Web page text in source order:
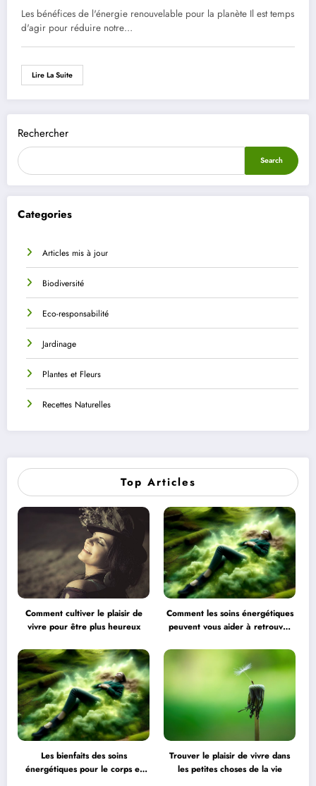
Rechercher
Search
Categories
Articles mis à jour
Biodiversité
Eco-responsabilité
Jardinage
Plantes et Fleurs
Recettes Naturelles
Les bénéfices de l'énergie renouvelable pour la planète Il est temps
d'agir pour réduire notre…
Lire La Suite
Top Articles
Comment cultiver le plaisir de
vivre pour être plus heureux
Comment les soins énergétiques
peuvent vous aider à retrouver
Les bienfaits des soins
énergétiques pour le corps et
Trouver le plaisir de vivre dans
les petites choses de la vie